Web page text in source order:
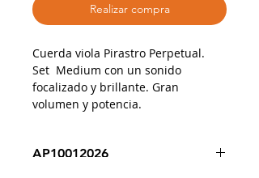
Realizar compra
Cuerda viola Pirastro Perpetual.
Set Medium con un sonido
focalizado y brillante. Gran
volumen y potencia.
AP10012026